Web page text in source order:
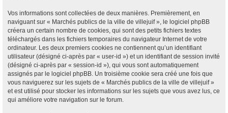
Vos informations sont collectées de deux manières. Premièrement, en
naviguant sur « Marchés publics de la ville de villejuif », le logiciel phpBB
créera un certain nombre de cookies, qui sont des petits fichiers textes
téléchargés dans les fichiers temporaires du navigateur Internet de votre
ordinateur. Les deux premiers cookies ne contiennent qu’un identifiant
utilisateur (désigné ci-après par « user-id ») et un identifiant de session invité
(désigné ci-après par « session-id »), qui vous sont automatiquement
assignés par le logiciel phpBB. Un troisième cookie sera créé une fois que
vous naviguerez sur les sujets de « Marchés publics de la ville de villejuif »
et est utilisé pour stocker les informations sur les sujets que vous avez lus, ce
qui améliore votre navigation sur le forum.